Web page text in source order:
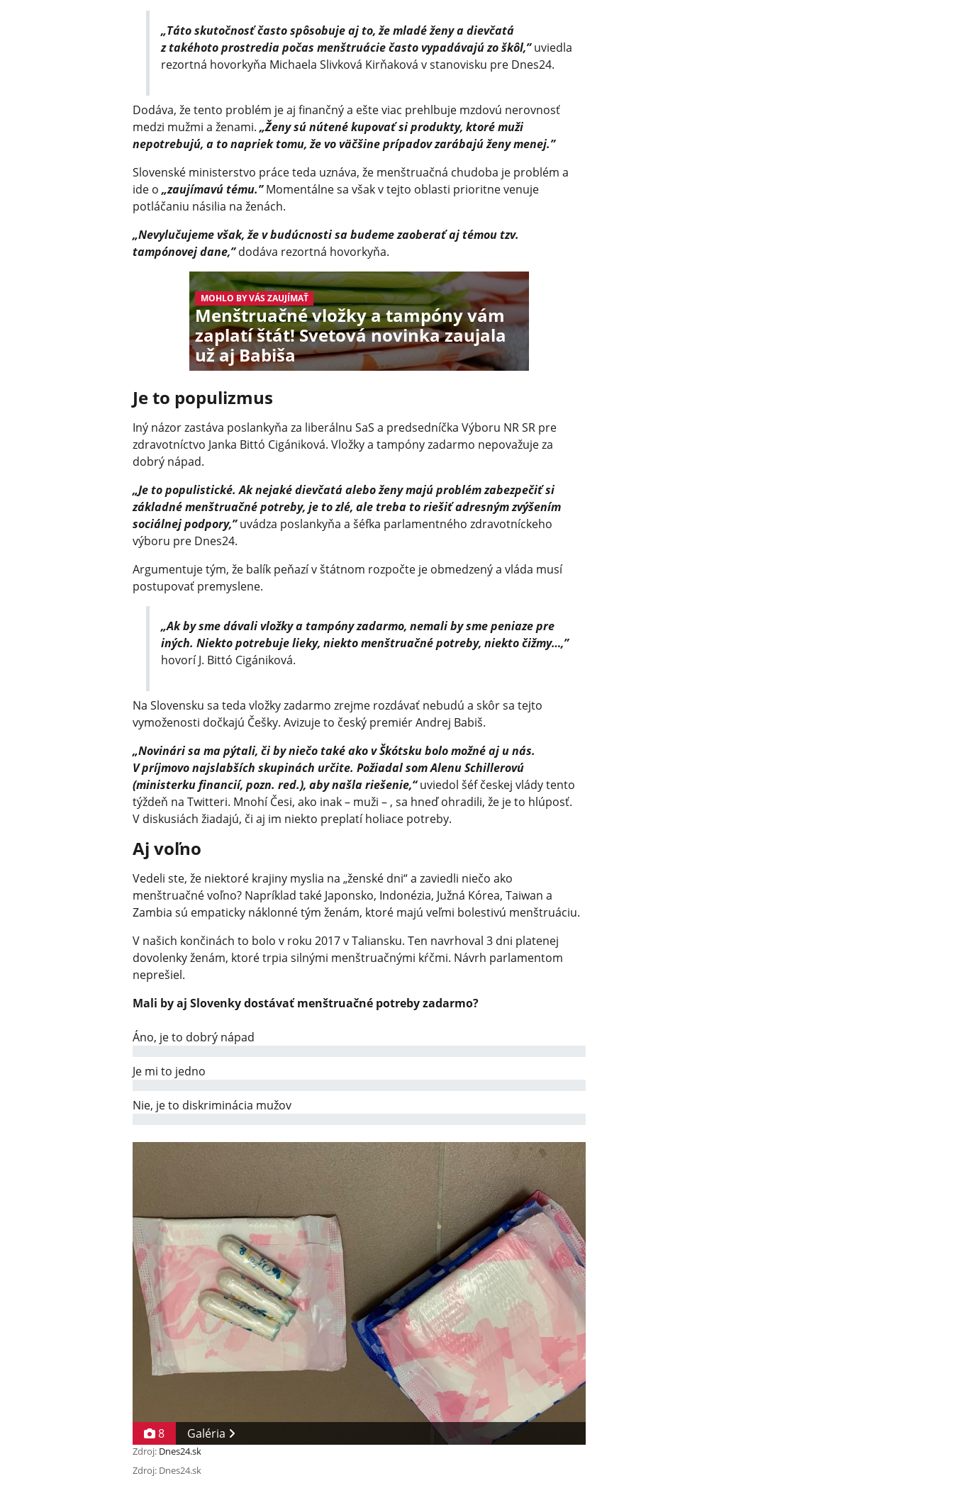
„Táto skutočnosť často spôsobuje aj to, že mladé ženy a dievčatá
z takéhoto prostredia počas menštruácie často vypadávajú zo škôl,”uviedla
rezortná hovorkyňa Michaela Slivková Kirňaková v stanovisku pre Dnes24.
Dodáva, že tento problém je aj finančný a ešte viac prehlbuje mzdovú nerovnosť
medzi mužmi a ženami. „Ženy sú nútené kupovať si produkty, ktoré muži
nepotrebujú, a to napriek tomu, že vo väčšine prípadov zarábajú ženy menej.”
Slovenské ministerstvo práce teda uznáva, že menštruačná chudoba je problém a
ide o „zaujímavú tému.”Momentálne sa však v tejto oblasti prioritne venuje
potláčaniu násilia na ženách.
„Nevylučujeme však, že v budúcnosti sa budeme zaoberať aj témou tzv.
tampónovej dane,”dodáva rezortná hovorkyňa.
MOHLO BY VÁS ZAUJÍMAŤ
Menštruačné vložky a tampóny vám
zaplatí štát! Svetová novinka zaujala
už aj Babiša
Je to populizmus
Iný názor zastáva poslankyňa za liberálnu SaS a predsedníčka Výboru NR SR pre
zdravotníctvo Janka Bittó Cigániková. Vložky a tampóny zadarmo nepovažuje za
dobrý nápad.
„Je to populistické. Ak nejaké dievčatá alebo ženy majú problém zabezpečiť si
základné menštruačné potreby, je to zlé, ale treba to riešiť adresným zvýšením
sociálnej podpory,”uvádza poslankyňa a šéfka parlamentného zdravotníckeho
výboru pre Dnes24.
Argumentuje tým, že balík peňazí v štátnom rozpočte je obmedzený a vláda musí
postupovať premyslene.
„Ak by sme dávali vložky a tampóny zadarmo, nemali by sme peniaze pre
iných. Niekto potrebuje lieky, niekto menštruačné potreby, niekto čižmy…,”
hovorí J. Bittó Cigániková.
Na Slovensku sa teda vložky zadarmo zrejme rozdávať nebudú a skôr sa tejto
vymoženosti dočkajú Češky. Avizuje to český premiér Andrej Babiš.
„Novinári sa ma pýtali, či by niečo také ako v Škótsku bolo možné aj u nás.
V príjmovo najslabších skupinách určite. Požiadal som Alenu Schillerovú
(ministerku financií, pozn. red.), aby našla riešenie,“uviedol šéf českej vlády tento
týždeň na Twitteri. Mnohí Česi, ako inak – muži – , sa hneď ohradili, že je to hlúposť.
V diskusiách žiadajú, či aj im niekto preplatí holiace potreby.
Aj voľno
Vedeli ste, že niektoré krajiny myslia na „ženské dni“ a zaviedli niečo ako
menštruačné voľno? Napríklad také Japonsko, Indonézia, Južná Kórea, Taiwan a
Zambia sú empaticky náklonné tým ženám, ktoré majú veľmi bolestivú menštruáciu.
V našich končinách to bolo v roku 2017 v Taliansku. Ten navrhoval 3 dni platenej
dovolenky ženám, ktoré trpia silnými menštruačnými kŕčmi. Návrh parlamentom
neprešiel.
Mali by aj Slovenky dostávať menštruačné potreby zadarmo?
Áno, je to dobrý nápad
Je mi to jedno
Nie, je to diskriminácia mužov
8 Galéria
Zdroj: Dnes24.sk
Zdroj: Dnes24.sk